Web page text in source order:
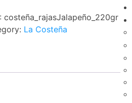
costeña_rajasJalapeño_220gr
La Costeña